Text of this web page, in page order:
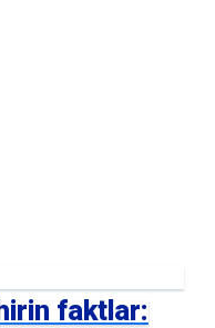
faktlar: